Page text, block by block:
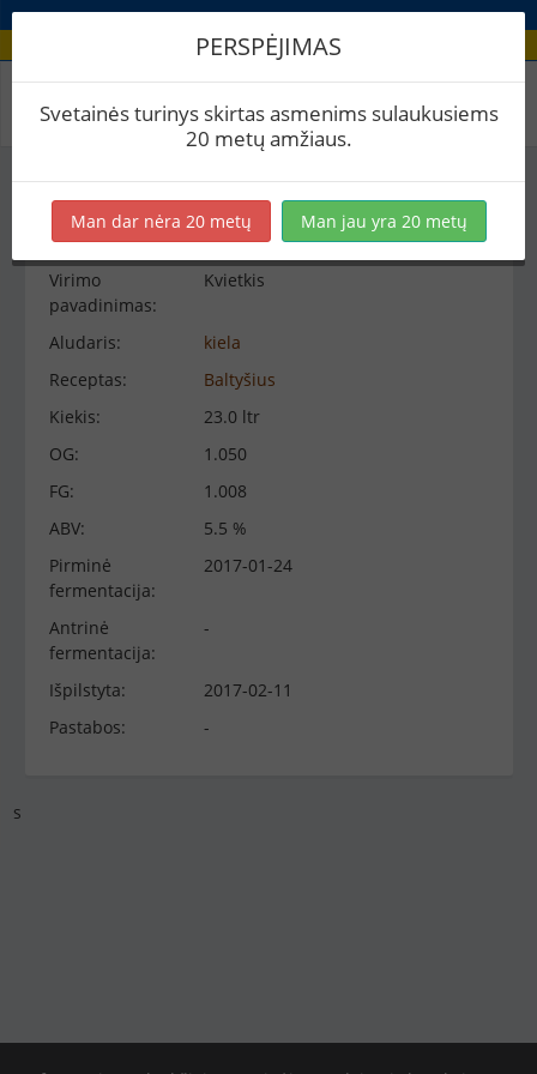
Virimo peržiūra
−
Virimo informacija
Virimo
pavadinimas:
Kvietkis
Aludaris:
kiela
Receptas:
Baltyšius
Kiekis:
23.0 ltr
OG:
1.050
FG:
1.008
ABV:
5.5 %
Pirminė
fermentacija:
2017-01-24
Antrinė
fermentacija:
-
Išpilstyta:
2017-02-11
Pastabos:
-
s
PERSPĖJIMAS
Svetainės turinys skirtas asmenims sulaukusiems
20 metų amžiaus.
Man dar nėra 20 metų Man jau yra 20 metų